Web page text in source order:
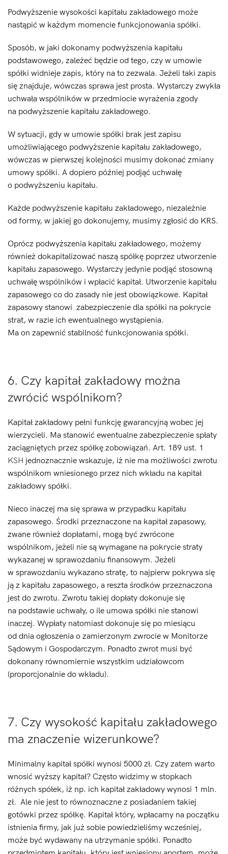
Podwyższenie wysokości kapitału zakładowego może
nastąpić w każdym momencie funkcjonowania spółki.
Sposób, w jaki dokonamy podwyższenia kapitału
podstawowego, zależeć będzie od tego, czy w umowie
spółki widnieje zapis, który na to zezwala. Jeżeli taki zapis
się znajduje, wówczas sprawa jest prosta. Wystarczy zwykła
uchwała wspólników w przedmiocie wyrażenia zgody
na podwyższenie kapitału zakładowego.
W sytuacji, gdy w umowie spółki brak jest zapisu
umożliwiającego podwyższenie kapitału zakładowego,
wówczas w pierwszej kolejności musimy dokonać zmiany
umowy spółki. A dopiero później podjąć uchwałę
o podwyższeniu kapitału.
Każde podwyższenie kapitału zakładowego, niezależnie
od formy, w jakiej go dokonujemy, musimy zgłosić do KRS.
Oprócz podwyższenia kapitału zakładowego, możemy
również dokapitalizować naszą spółkę poprzez utworzenie
kapitału zapasowego. Wystarczy jedynie podjąć stosowną
uchwałę wspólników i wpłacić kapitał. Utworzenie kapitału
zapasowego co do zasady nie jest obowiązkowe. Kapitał
zapasowy stanowi zabezpieczenie dla spółki na pokrycie
strat, w razie ich ewentualnego wystąpienia.
Ma on zapewnić stabilność funkcjonowania spółki.
6. Czy kapitał zakładowy można
zwrócić wspólnikom?
Kapitał zakładowy pełni funkcję gwarancyjną wobec jej
wierzycieli. Ma stanowić ewentualne zabezpieczenie spłaty
zaciągniętych przez spółkę zobowiązań. Art. 189 ust. 1
KSH jednoznacznie wskazuje, iż nie ma możliwości zwrotu
wspólnikom wniesionego przez nich wkładu na kapitał
zakładowy spółki.
Nieco inaczej ma się sprawa w przypadku kapitału
zapasowego. Środki przeznaczone na kapitał zapasowy,
zwane również dopłatami, mogą być zwrócone
wspólnikom, jeżeli nie są wymagane na pokrycie straty
wykazanej w sprawozdaniu finansowym. Jeżeli
w sprawozdaniu wykazano stratę, to najpierw pokrywa się
ją z kapitału zapasowego, a reszta środków przeznaczona
jest do zwrotu. Zwrotu takiej dopłaty dokonuje się
na podstawie uchwały, o ile umowa spółki nie stanowi
inaczej. Wypłaty natomiast dokonuje się po miesiącu
od dnia ogłoszenia o zamierzonym zwrocie w Monitorze
Sądowym i Gospodarczym. Ponadto zwrot musi być
dokonany równomiernie wszystkim udziałowcom
(proporcjonalnie do wkładu).
7. Czy wysokość kapitału zakładowego
ma znaczenie wizerunkowe?
Minimalny kapitał spółki wynosi 5000 zł. Czy zatem warto
wnosić wyższy kapitał? Często widzimy w stopkach
różnych spółek, iż np. ich kapitał zakładowy wynosi 1 mln.
zł. Ale nie jest to równoznaczne z posiadaniem takiej
gotówki przez spółkę. Kapitał który, wpłacamy na początku
istnienia firmy, jak już sobie powiedzieliśmy wcześniej,
może być wydawany na utrzymanie spółki. Ponadto